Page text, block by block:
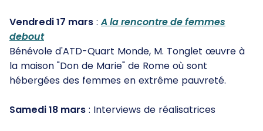
Vendredi 17 mars :A la rencontre de femmes
debout
Bénévole d'ATD-Quart Monde, M. Tonglet œuvre à
la maison "Don de Marie" de Rome où sont
hébergées des femmes en extrême pauvreté.
Samedi 18 mars : Interviews de réalisatrices